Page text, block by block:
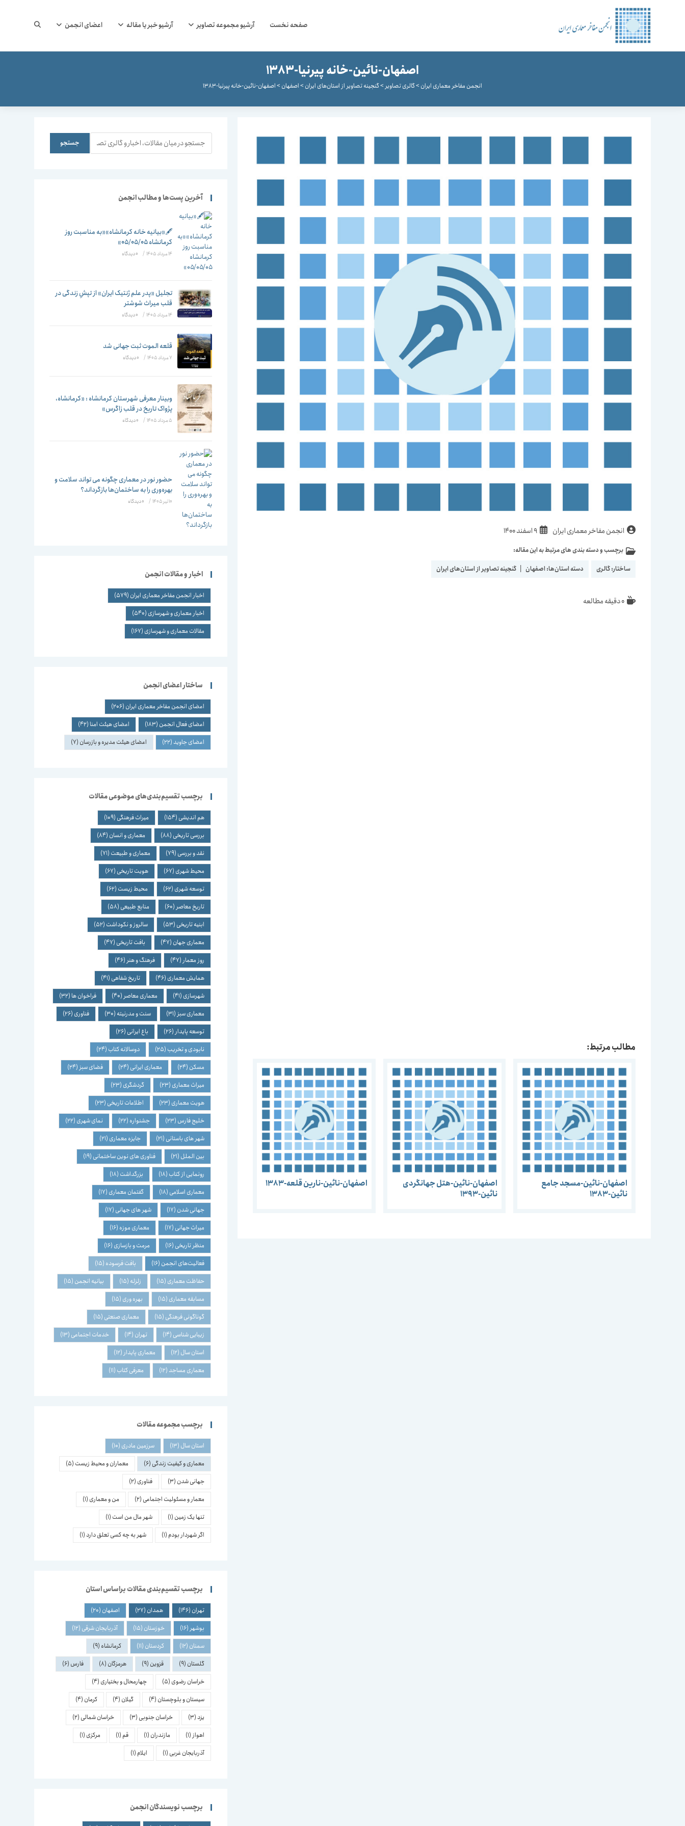
صفحه نخست آرشیو مجموعه تصاویر آرشیو خبر یا مقاله اعضای انجمن جستجوی
اصفهان-نائین-خانه پیرنیا-1383
انجمن مفاخر معماری ایران >گالری تصاویر >گنجینه تصاویر از استان‌های ایران >اصفهان >اصفهان-نائین-خانه پیرنیا-1383
نویسندهٔانجمن مفاخر معماری ایران نوشته
شده
9 اسفند 1400
دسته‌برچسب و دسته بندی های مرتبط به این مقاله:
ساختار:گالری دسته استان‌ها: اصفهان گنجینه تصاویر از استان‌های ایران
زمان0 دقیقه مطالعه
مطالب مرتبط:
اصفهان-نائین-مسجد جامع
نائین-1383
اصفهان-نائین-هتل جهانگردی
نائین-1393
اصفهان-نائین-نارین قلعه-1383
جستجو جستجو
آخرین پست‌ها و مطالب انجمن
🖋️«بیانیه خانه کرمانشاه»«به مناسبت روز
کرمانشاه ۰۵/۰۵/۰۵»
14 مرداد 1405 / ۰ دیدگاه
تجلیل «پدر علم ژنتیک ایران» از تپشِ زندگی در
قلب میراث شوشتر
14 مرداد 1405 / ۰ دیدگاه
قلعه الموت ثبت جهانی شد
7 مرداد 1405 / ۰ دیدگاه
وبینار معرفی شهرستان کرمانشاه : «کرمانشاه،
پژواک تاریخ در قلب زاگرس»
5 مرداد 1405 / ۰ دیدگاه
حضور نور در معماری چگونه می تواند سلامت و
بهره‌وری را به ساختمان‌ها بازگرداند؟
10 تیر 1405 / ۰ دیدگاه
اخبار و مقالات انجمن
اخبار انجمن مفاخر معماری ایران (579)
اخبار معماری و شهرسازی (540)
مقالات معماری و شهرسازی (167)
ساختار اعضای انجمن
اعضای انجمن مفاخر معماری ایران (206)
اعضای فعال انجمن (183) اعضای هیئت امنا(42)
اعضای جاوید(22) اعضای هیئت مدیره و بازرسان (7)
برچسب تقسیم‌بندی‌های موضوعی مقالات
هم اندیشی (154) میراث فرهنگی (109)
بررسی تاریخی (88) معماری و انسان (84)
نقد و بررسی (79) معماری و طبیعت (71)
محیط شهری (67) هویت تاریخی (67)
توسعه شهری (62) محیط زیست (62)
تاریخ معاصر (60) منابع طبیعی (58)
ابنیه تاریخی (53) سالروز و نکوداشت (52)
معماری جهان (47) بافت تاریخی (47)
روز معمار (47) فرهنگ و هنر (46)
همایش معماری (46) تاریخ شفاهی (41)
شهرسازی (41) معماری معاصر (40) فراخوان ها(32)
معماری سبز (31) سنت و مدرنیته (30) فناوری (26)
توسعه پایدار (26) باغ ایرانی (26)
نابودی و تخریب (25) دوسالانه کتاب (24)
مسکن (24) معماری ایرانی (24) فضای سبز (24)
میراث معماری (23) گردشگری (23)
هویت معماری (23) اطلاعات تاریخی (23)
خلیج فارس (23) جشنواره (22) نمای شهری (22)
شهر های باستانی (21) جایزه معماری (21)
بین الملل (21) فناوری های نوین ساختمانی (19)
رونمایی از کتاب (18) بزرگداشت (18)
معماری اسلامی (18) گفتمان معماری (17)
جهانی شدن (17) شهر های جهانی (17)
میراث جهانی (17) معماری موزه (16)
منظر تاریخی (16) مرمت و بازسازی (16)
فعالیت‌های انجمن (16) بافت فرسوده (15)
حفاظت معماری (15) زلزله (15) بیانیه انجمن (15)
مسابقه معماری (15) بهره وری (15)
گوناگونی فرهنگی (15) معماری صنعتی (15)
زیبایی شناسی (14) تهران (14) خدمات اجتماعی (13)
استان سال (12) معماری پایدار (12)
معماری مساجد(12) معرفی کتاب (11)
برچسب مجموعه مقالات
استان سال (13) سرزمین مادری (10)
معماری و کیفیت زندگی (6) معماران و محیط زیست (5)
جهانی شدن (3) فناوری (2)
معمار و مسئولیت اجتماعی (2) من و معماری (1)
تنها یک زمین (1) شهر مال من است (1)
اگر شهردار بودم (1) شهر به چه کسی تعلق دارد(1)
برچسب تقسیم‌بندی مقالات براساس استان
تهران (146) همدان (27) اصفهان (20)
بوشهر (16) خوزستان (15) آذربایجان شرقی (12)
سمنان (12) کردستان (11) کرمانشاه (9)
گلستان (9) قزوین (9) هرمزگان (8) فارس (6)
خراسان رضوی (5) چهارمحال و بختیاری (4)
سیستان و بلوچستان (4) گیلان (4) کرمان (4)
یزد(3) خراسان جنوبی (3) خراسان شمالی (2)
اهواز (1) مازندران (1) قم (1) مرکزی (1)
آذربایجان غربی (1) ایلام (1)
برچسب نویسندگان انجمن